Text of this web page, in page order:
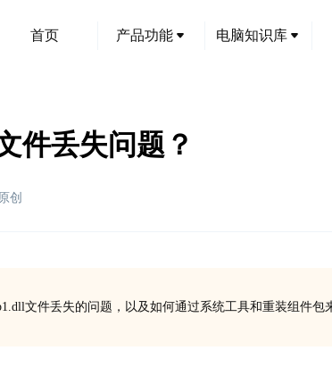
首页 产品功能 电脑知识库
件丢失问题？
创
文件丢失的问题，以及如何通过系统工具和重装组件包